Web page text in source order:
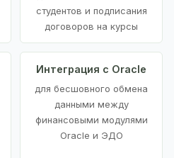
студентов и подписания
договоров на курсы
Интеграция с Oracle
для бесшовного обмена
данными между
финансовыми модулями
Oracle и ЭДО